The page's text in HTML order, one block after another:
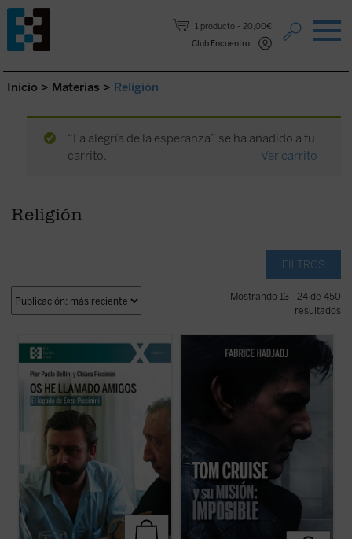
1 producto
20,00€
Club Encuentro
Saltar al contenido.
Inicio > Materias > Religión
“La alegría de la esperanza” se ha añadido a tu
carrito.
Ver carrito
Religión
FILTROS
Mostrando 13 - 24 de 450
resultados
¿Quién era Enzo Piccinini, el cirujano que
murió trágicamente en un accidente de
Giussani e incansable impulsor de
numerosas iniciativas religiosas, sociales y
culturales en su región de Emilia Romaña y
(ver ficha)
cine. Cuando un actor se convierte en
inevitablemente refleja algo de su época.
Por eso, al hablar de Tom, hablamos
filosofía, teología y ...
(ver ficha)